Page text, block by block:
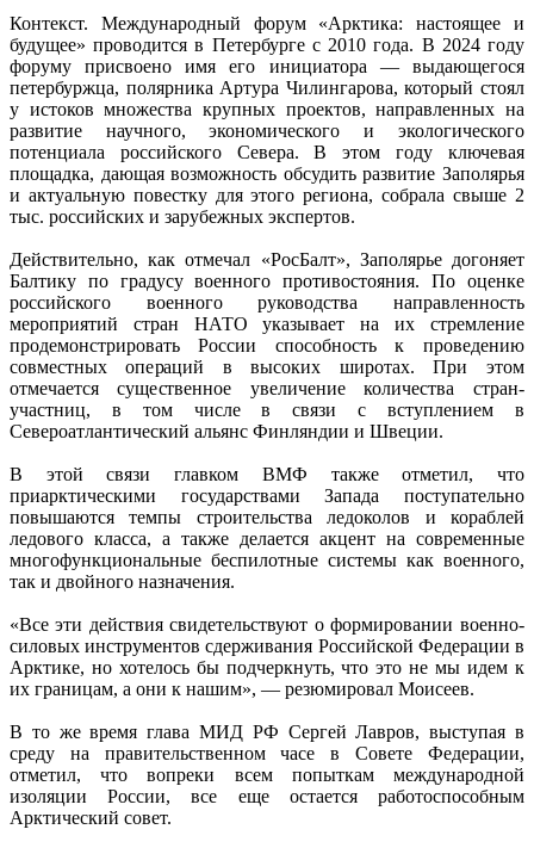
Контекст. Международный форум «Арктика: настоящее и
будущее» проводится в Петербурге с 2010 года. В 2024 году
форуму присвоено имя его инициатора — выдающегося
петербуржца, полярника Артура Чилингарова, который стоял
у истоков множества крупных проектов, направленных на
развитие научного, экономического и экологического
потенциала российского Севера. В этом году ключевая
площадка, дающая возможность обсудить развитие Заполярья
и актуальную повестку для этого региона, собрала свыше 2
тыс. российских и зарубежных экспертов.
Действительно, как отмечал «РосБалт», Заполярье догоняет
Балтику по градусу военного противостояния. По оценке
российского военного руководства направленность
мероприятий стран НАТО указывает на их стремление
продемонстрировать России способность к проведению
совместных операций в высоких широтах. При этом
отмечается существенное увеличение количества стран-
участниц, в том числе в связи с вступлением в
Североатлантический альянс Финляндии и Швеции.
В этой связи главком ВМФ также отметил, что
приарктическими государствами Запада поступательно
повышаются темпы строительства ледоколов и кораблей
ледового класса, а также делается акцент на современные
многофункциональные беспилотные системы как военного,
так и двойного назначения.
«Все эти действия свидетельствуют о формировании военно-
силовых инструментов сдерживания Российской Федерации в
Арктике, но хотелось бы подчеркнуть, что это не мы идем к
их границам, а они к нашим», — резюмировал Моисеев.
В то же время глава МИД РФ Сергей Лавров, выступая в
среду на правительственном часе в Совете Федерации,
отметил, что вопреки всем попыткам международной
изоляции России, все еще остается работоспособным
Арктический совет.